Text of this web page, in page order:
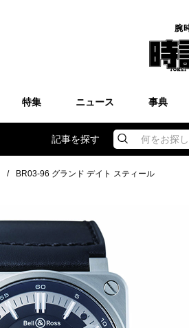
腕
特集 ニュース 事典
記事を探す 何をお探
BR03-96 グランド デイト スティール